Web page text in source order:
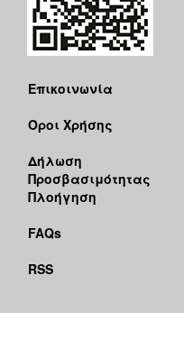
Επικοινωνία
Όροι Χρήσης
Δήλωση
Προσβασιμότητας
Πλοήγηση
FAQs
RSS